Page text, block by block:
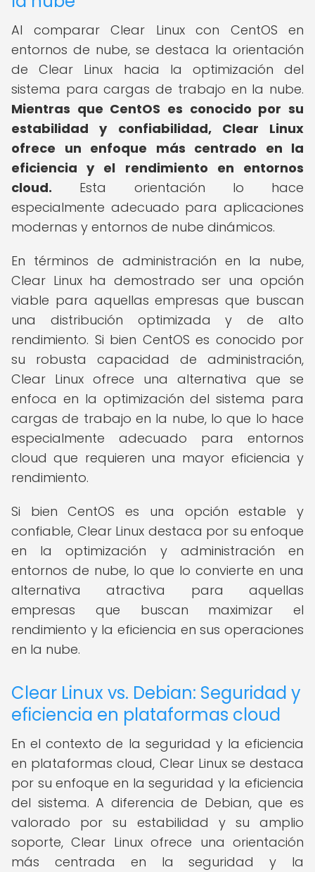
Al comparar Clear Linux con CentOS en
entornos de nube, se destaca la orientación
de Clear Linux hacia la optimización del
sistema para cargas de trabajo en la nube.
Mientras que CentOS es conocido por su
estabilidad y confiabilidad, Clear Linux
ofrece un enfoque más centrado en la
eficiencia y el rendimiento en entornos
cloud. Esta orientación lo hace
especialmente adecuado para aplicaciones
modernas y entornos de nube dinámicos.
En términos de administración en la nube,
Clear Linux ha demostrado ser una opción
viable para aquellas empresas que buscan
una distribución optimizada y de alto
rendimiento. Si bien CentOS es conocido por
su robusta capacidad de administración,
Clear Linux ofrece una alternativa que se
enfoca en la optimización del sistema para
cargas de trabajo en la nube, lo que lo hace
especialmente adecuado para entornos
cloud que requieren una mayor eficiencia y
rendimiento.
Si bien CentOS es una opción estable y
confiable, Clear Linux destaca por su enfoque
en la optimización y administración en
entornos de nube, lo que lo convierte en una
alternativa atractiva para aquellas
empresas que buscan maximizar el
rendimiento y la eficiencia en sus operaciones
en la nube.
Clear Linux vs. Debian: Seguridad y
eficiencia en plataformas cloud
En el contexto de la seguridad y la eficiencia
en plataformas cloud, Clear Linux se destaca
por su enfoque en la seguridad y la eficiencia
del sistema. A diferencia de Debian, que es
valorado por su estabilidad y su amplio
soporte, Clear Linux ofrece una orientación
más centrada en la seguridad y la